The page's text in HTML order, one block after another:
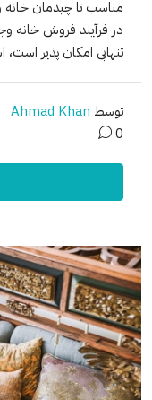
مناسب تا چیدمان خانه
در فرآیند فروش خانه
تنهایی امکان پذیر است،
توسط Ahmad Khan
0